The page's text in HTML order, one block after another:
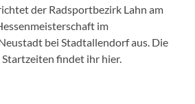
der Radsportbezirk Lahn am
im
bei Stadtallendorf aus. Die
findet ihr hier.